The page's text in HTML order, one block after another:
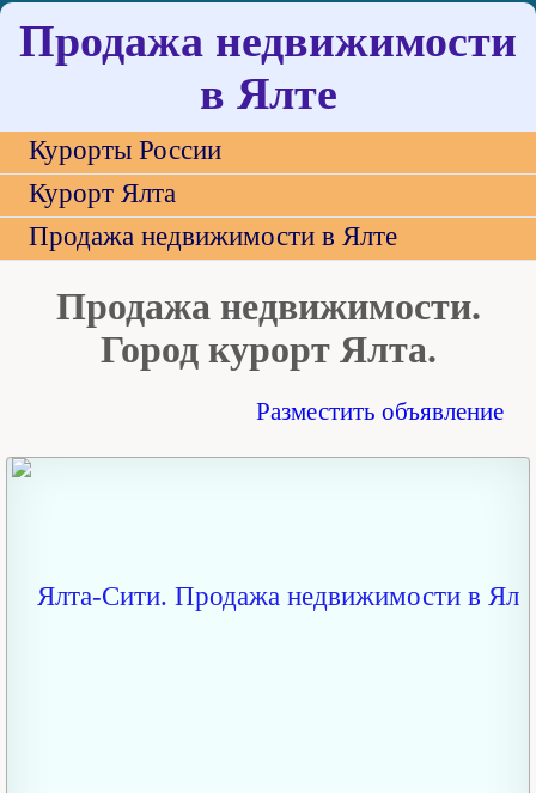
Продажа недвижимости
в Ялте
Курорты России
Курорт Ялта
Продажа недвижимости в Ялте
Продажа недвижимости.
Город курорт Ялта.
Разместить объявление